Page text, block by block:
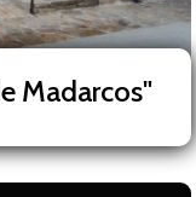
Madarcos"